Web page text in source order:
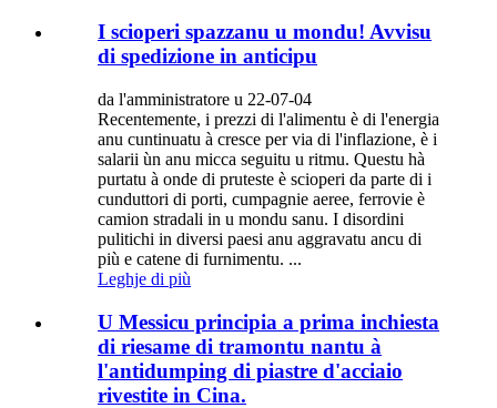
I scioperi spazzanu u mondu! Avvisu
di spedizione in anticipu
da l'amministratore u 22-07-04
Recentemente, i prezzi di l'alimentu è di l'energia
anu cuntinuatu à cresce per via di l'inflazione, è i
salarii ùn anu micca seguitu u ritmu. Questu hà
purtatu à onde di pruteste è scioperi da parte di i
cunduttori di porti, cumpagnie aeree, ferrovie è
camion stradali in u mondu sanu. I disordini
pulitichi in diversi paesi anu aggravatu ancu di
più e catene di furnimentu. ...
Leghje di più
U Messicu principia a prima inchiesta
di riesame di tramontu nantu à
l'antidumping di piastre d'acciaio
rivestite in Cina.